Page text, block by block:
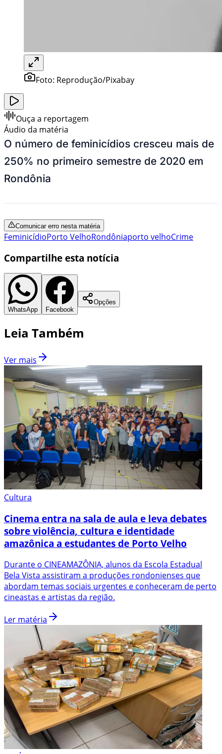
Foto: Reprodução/Pixabay
Ouça a reportagem
Áudio da matéria
O número de feminicídios cresceu mais de
250% no primeiro semestre de 2020 em
Rondônia
Comunicar erro nesta matéria
FeminicídioPorto VelhoRondôniaporto velhoCrime
Compartilhe esta notícia
WhatsApp Facebook
Opções
Leia Também
Ver mais
Cultura
Cinema entra na sala de aula e leva debates
sobre violência, cultura e identidade
amazônica a estudantes de Porto Velho
Durante o CINEAMAZÔNIA, alunos da Escola Estadual
Bela Vista assistiram a produções rondonienses que
abordam temas sociais urgentes e conheceram de perto
cineastas e artistas da região.
Ler matéria